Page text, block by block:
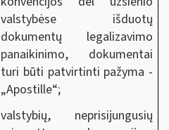
valstybėse išduotų
dokumentų legalizavimo
panaikinimo, dokumentai
turi būti patvirtinti pažyma -
„Apostille“;
valstybių, neprisijungusių